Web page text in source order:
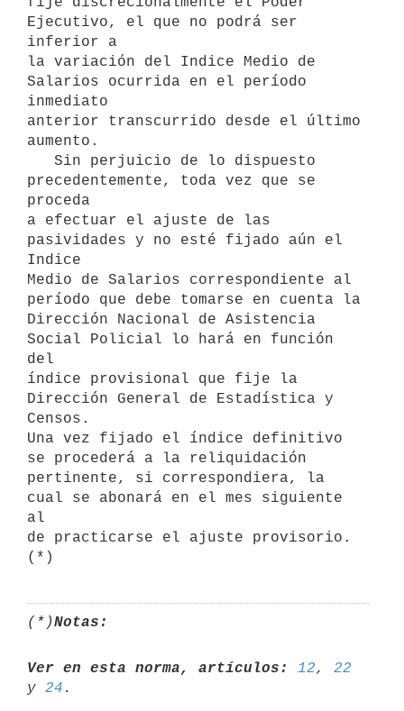
Ejecutivo, el que no podrá ser
inferior a
la variación del Indice Medio de
Salarios ocurrida en el período
inmediato
anterior transcurrido desde el último
aumento.
precedentemente, toda vez que se
proceda
a efectuar el ajuste de las
pasividades y no esté fijado aún el
Indice
Medio de Salarios correspondiente al
período que debe tomarse en cuenta la
Dirección Nacional de Asistencia
Social Policial lo hará en función
del
índice provisional que fije la
Dirección General de Estadística y
Censos.
Una vez fijado el índice definitivo
se procederá a la reliquidación
pertinente, si correspondiera, la
cual se abonará en el mes siguiente
al
de practicarse el ajuste provisorio.
(*)Notas:
Ver en esta norma, artículos: 12, 22
y 24